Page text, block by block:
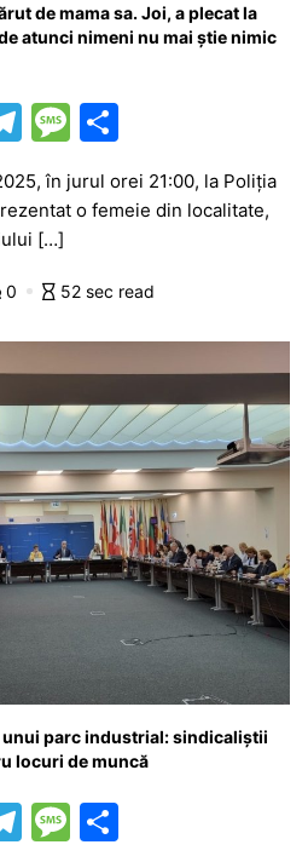
de mama sa. Joi, a plecat la
atunci nimeni nu mai știe nimic
T
e
gr
a
m
M
s
a
g
e
ta
a
z
ă
în jurul orei 21:00, la Poliția
o femeie din localitate,
[…]
0 52 sec read
unui parc industrial: sindicaliștii
locuri de muncă
T
M